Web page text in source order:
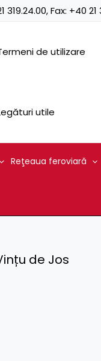
319.24.00, Fax: +40 21
de utilizare
utile
Reţeaua feroviară
de Jos